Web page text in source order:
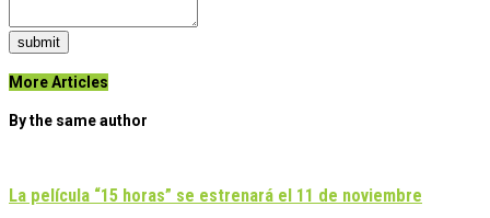
submit
More Articles
By the same author
La película “15 horas” se estrenará el 11 de noviembre